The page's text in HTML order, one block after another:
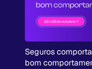
Seguros
bom